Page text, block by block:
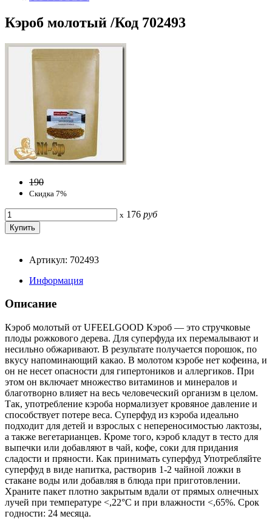
Кэроб молотый /Код 702493
190
Скидка 7%
x 176 руб
Артикул: 702493
Информация
Описание
Кэроб молотый от UFEELGOOD Кэроб — это стручковые
плоды рожкового дерева. Для суперфуда их перемалывают и
несильно обжаривают. В результате получается порошок, по
вкусу напоминающий какао. В молотом кэробе нет кофеина, и
он не несет опасности для гипертоников и аллергиков. При
этом он включает множество витаминов и минералов и
благотворно влияет на весь человеческий организм в целом.
Так, употребление кэроба нормализует кровяное давление и
способствует потере веса. Суперфуд из кэроба идеально
подходит для детей и взрослых с непереносимостью лактозы,
а также вегетарианцев. Кроме того, кэроб кладут в тесто для
выпечки или добавляют в чай, кофе, соки для придания
сладости и пряности. Как принимать суперфуд Употребляйте
суперфуд в виде напитка, растворив 1-2 чайной ложки в
стакане воды или добавляя в блюда при приготовлении.
Храните пакет плотно закрытым вдали от прямых олнечных
лучей при температуре <,22°С и при влажности <,65%. Срок
годности: 24 месяца.